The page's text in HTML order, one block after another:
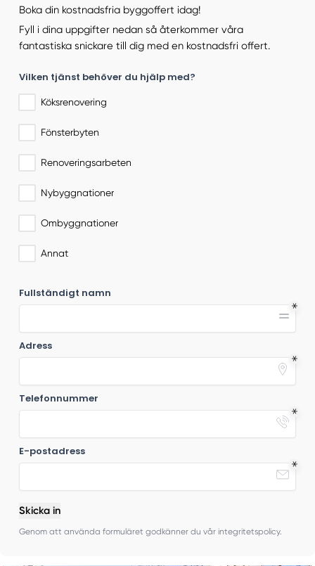
Boka din kostnadsfria byggoffert idag!
Fyll i dina uppgifter nedan så återkommer våra
fantastiska snickare till dig med en kostnadsfri offert.
Vilken tjänst behöver du hjälp med?
Köksrenovering
Fönsterbyten
Renoveringsarbeten
Nybyggnationer
Ombyggnationer
Annat
Fullständigt namn
Adress
Telefonnummer
E-postadress
Skicka in
Genom att använda formuläret godkänner du vår integritetspolicy.